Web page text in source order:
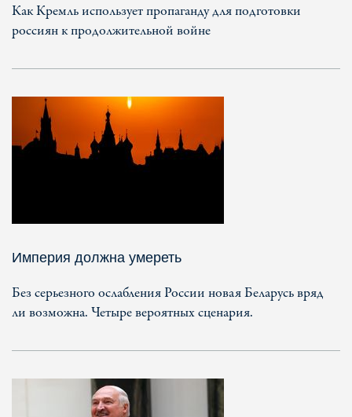
Как Кремль использует пропаганду для подготовки
россиян к продолжительной войне
Империя должна умереть
Без серьезного ослабления России новая Беларусь вряд
ли возможна. Четыре вероятных сценария.